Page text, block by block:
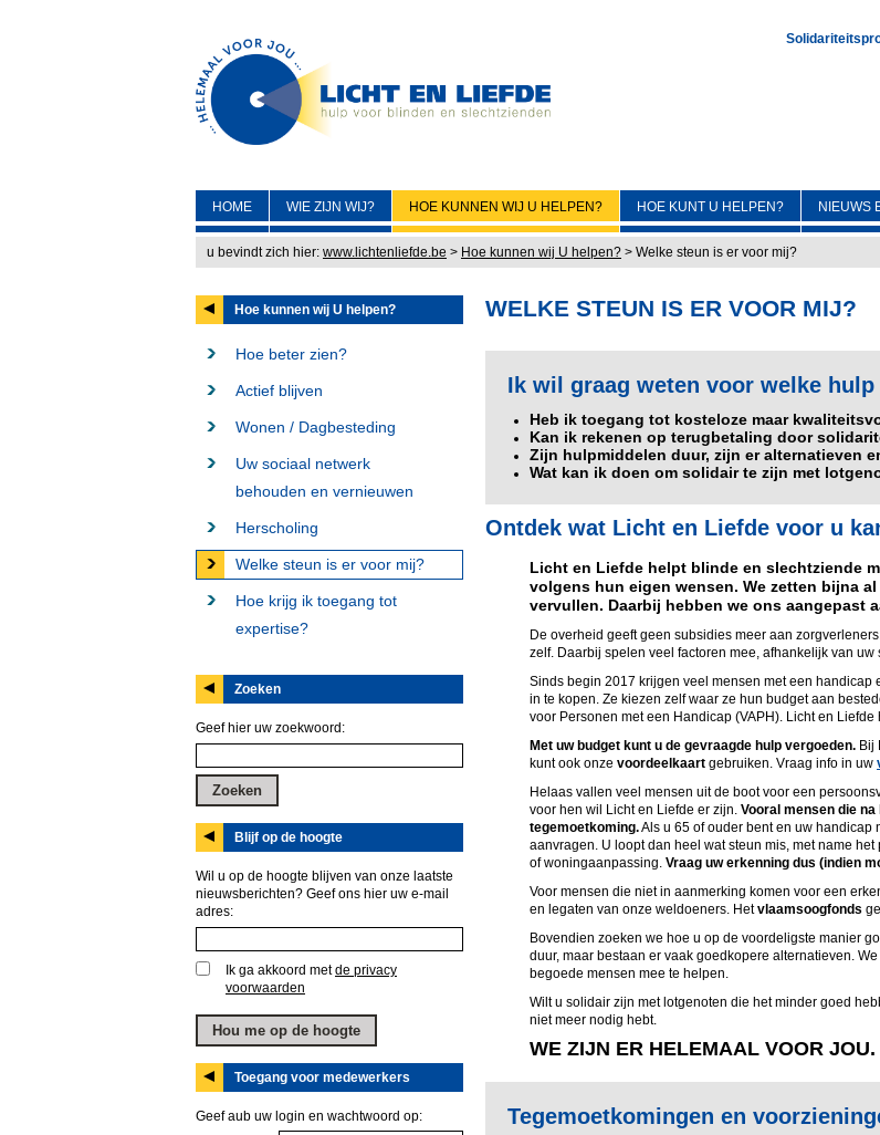
HOME WIE ZIJN WIJ? HOE KUNNEN WIJ U HELPEN? HOE KUNT U HELPEN? NIEUWS
u bevindt zich hier: www.lichtenliefde.be > Hoe kunnen wij U helpen? > Welke steun is er voor mij?
Hoe kunnen wij U helpen?
Hoe beter zien?
Actief blijven
Wonen / Dagbesteding
Uw sociaal netwerk
behouden en vernieuwen
Herscholing
Welke steun is er voor mij?
Hoe krijg ik toegang tot
expertise?
Zoeken
Geef hier uw zoekwoord:
Blijf op de hoogte
Wil u op de hoogte blijven van onze laatste
nieuwsberichten? Geef ons hier uw e-mail
adres:
Ik ga akkoord metde privacy
voorwaarden
Toegang voor medewerkers
Geef aub uw login en wachtwoord op:
WELKE STEUN IS ER VOOR MIJ?
Ik wil graag weten voor welke
Heb ik toegang tot kosteloze maar
Kan ik rekenen op terugbetaling door
Zijn hulpmiddelen duur, zijn er alternatieven
Wat kan ik doen om solidair te zijn met
Ontdek wat Licht en Liefde voor u
Licht en Liefde helpt blinde en slechtziende
volgens hun eigen wensen. We zetten bijna
vervullen. Daarbij hebben we ons aangepast
De overheid geeft geen subsidies meer aan
zelf. Daarbij spelen veel factoren mee, afhankelijk van uw
Sinds begin 2017 krijgen veel mensen met een handicap
in te kopen. Ze kiezen zelf waar ze hun budget aan
voor Personen met een Handicap (VAPH). Licht en Liefde
Met uw budget kunt u de gevraagde hulp vergoeden. Bij
kunt ook onze voordeelkaart gebruiken. Vraag info in uw
Helaas vallen veel mensen uit de boot voor een
voor hen wil Licht en Liefde er zijn. Vooral mensen die
tegemoetkoming.Als u 65 of ouder bent en uw handicap
aanvragen. U loopt dan heel wat steun mis, met name
of woningaanpassing. Vraag uw erkenning dus (indien
Voor mensen die niet in aanmerking komen voor een
en legaten van onze weldoeners. Hetvlaamsoogfonds
Bovendien zoeken we hoe u op de voordeligste manier
duur, maar bestaan er vaak goedkopere alternatieven.
begoede mensen mee te helpen.
Wilt u solidair zijn met lotgenoten die het minder goed
niet meer nodig hebt.
WE ZIJN ER HELEMAAL VOOR
Tegemoetkomingen en